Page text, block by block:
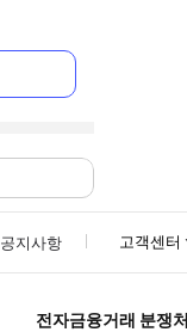
공지사항 고객센터
전자금융거래 분쟁